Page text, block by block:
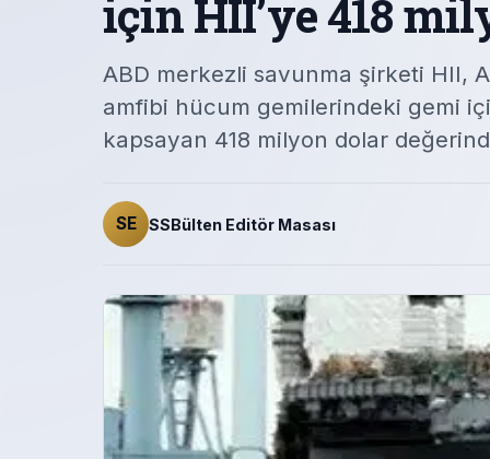
için HII’ye 418
ABD merkezli savunma şirketi HII,
amfibi hücum gemilerindeki gemi içi
kapsayan 418 milyon dolar
SE SSBülten Editör Masası